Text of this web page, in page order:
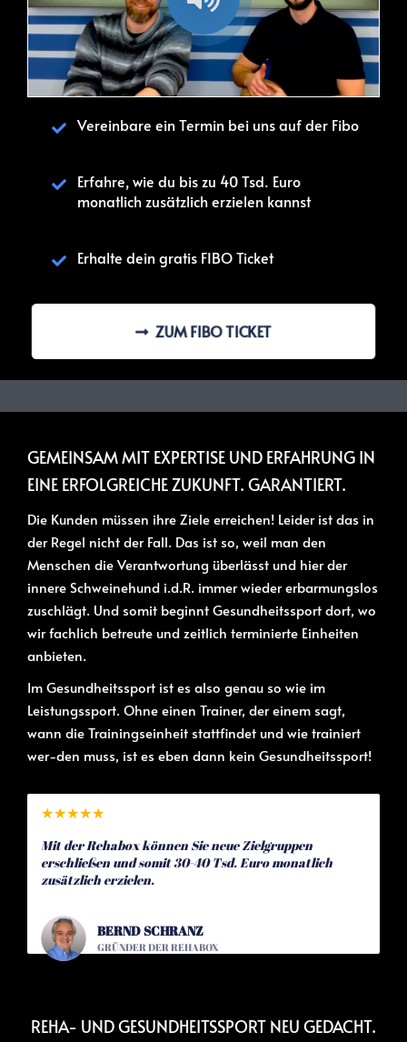
Unmute / Loaded
100.00%
Playback
Rate
Vereinbare ein Termin bei uns auf der Fibo
Erfahre, wie du bis zu 40 Tsd. Euro
monatlich zusätzlich erzielen kannst
Erhalte dein gratis FIBO Ticket
ZUM FIBO TICKET
GEMEINSAM MIT EXPERTISE UND ERFAHRUNG IN
EINE ERFOLGREICHE ZUKUNFT. GARANTIERT.
Die Kunden müssen ihre Ziele erreichen! Leider ist das in
der Regel nicht der Fall. Das ist so, weil man den
Menschen die Verantwortung überlässt und hier der
innere Schweinehund i.d.R. immer wieder erbarmungslos
zuschlägt. Und somit beginnt Gesundheitssport dort, wo
wir fachlich betreute und zeitlich terminierte Einheiten
anbieten.
Im Gesundheitssport ist es also genau so wie im
Leistungssport. Ohne einen Trainer, der einem sagt,
wann die Trainingseinheit stattfindet und wie trainiert
wer-den muss, ist es eben dann kein Gesundheitssport!
★★★★★
Mit der Rehabox können Sie neue Zielgruppen
erschließen und somit 30-40 Tsd. Euro monatlich
zusätzlich erzielen.
BERND SCHRANZ
GRÜNDER DER REHABOX
REHA- UND GESUNDHEITSSPORT NEU GEDACHT.